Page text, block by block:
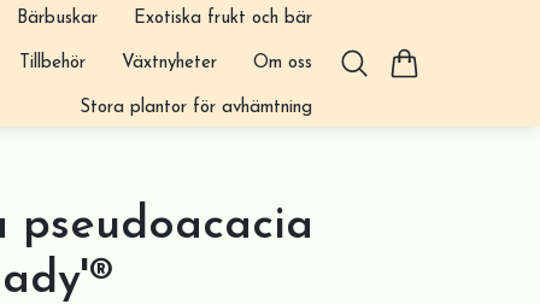
Bärbuskar Exotiska frukt och bär
Tillbehör Växtnyheter Om oss
Stora plantor för avhämtning
pseudoacacia